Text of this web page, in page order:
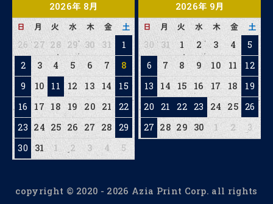
2026年 8月
日 月 火 水 木 金 土
26 27 28 29 30 31
1
2
3 4 5 6 7
8
9
10 11 12 13 14
15
16
17 18 19 20 21
22
23 24 25 26 27 28
29
30
31 1 2 3 4 5
2026年 9月
日 月 火 水 木 金 土
30 31 1 2 3 4
5
6
7 8 9 10 11
12
13
14 15 16 17 18
19
20
21 22 23 24 25 26
27 28 29 30 1 2 3
copyright © 2020 - 2026 Azia Print Corp. all rights